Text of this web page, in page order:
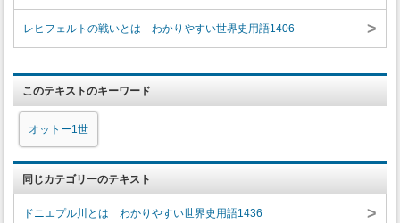
レヒフェルトの戦いとは わかりやすい世界史用語1406 >
このテキストのキーワード
オットー1世
同じカテゴリーのテキスト
ドニエプル川とは わかりやすい世界史用語1436 >